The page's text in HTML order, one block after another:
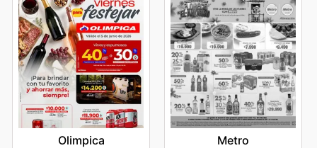
Olimpica Metro